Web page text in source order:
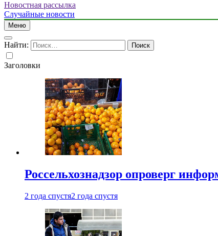
Новостная рассылка
Случайные новости
Меню
Найти:
Заголовки
Россельхознадзор опроверг
2 года спустя2 года спустя